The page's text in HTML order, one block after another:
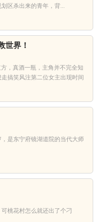
区杀出来的青年，背...
世界！
，真酒一瓶，主角并不完全知
搞笑风注第二位女主出现时间
是东宁府镜湖道院的当代大师
桃花村怎么就还出了个刁